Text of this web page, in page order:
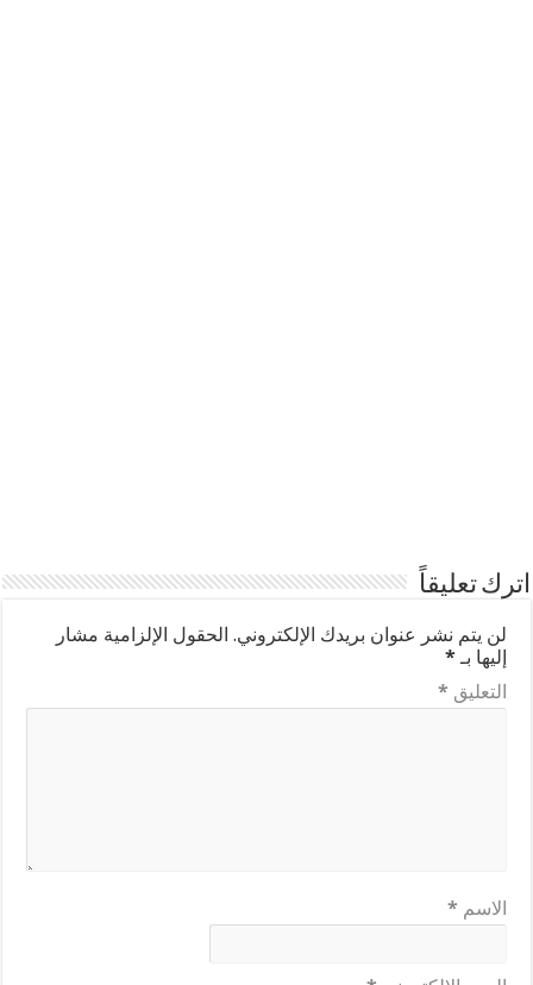
اترك تعليقاً
لن يتم نشر عنوان بريدك الإلكتروني. الحقول الإلزامية مشار
إليها بـ *
التعليق *
الاسم *